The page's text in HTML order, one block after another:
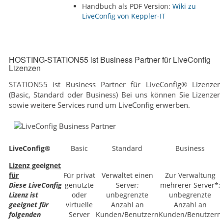
Handbuch als PDF Version: Wiki zu
LiveConfig von Keppler-IT‏‎‏‎
HOSTING-STATION55 ist Business Partner für LiveConfig
Lizenzen
STATION55 ist Business Partner für LiveConfig®
(Basic, Standard oder Business) Bei uns können Sie
sowie weitere Services rund um LiveConfig erwerben.
LiveConfig® Basic Standard
Business
Lizenz geeignet
für
Diese LiveConfig
Lizenz ist
geeignet für
folgenden
Für privat
genutzte
oder
virtuelle
Server
Verwaltet einen
Server;
unbegrenzte
Anzahl an
Kunden/Benutzern
Zur Verwaltung
mehrerer Server*;
unbegrenzte
Anzahl an
Kunden/